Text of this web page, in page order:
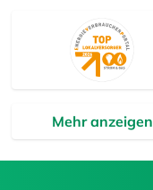
Mehr anzeigen